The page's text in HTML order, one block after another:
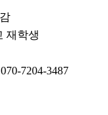
재학생
7204-3487